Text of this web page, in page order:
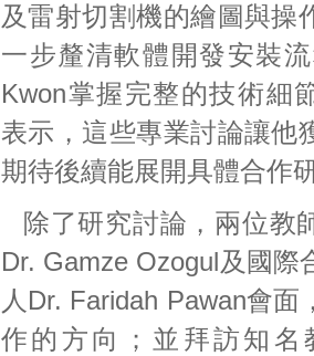
及雷射切割機的繪圖與操
一步釐清軟體開發安裝
Kwon掌握完整的技術細
表示，這些專業討論讓他
期待後續能展開具體合作
除了研究討論，兩位教
Dr. Gamze Ozogul及國際
人Dr. Faridah Pawan會面
作的方向；並拜訪知名